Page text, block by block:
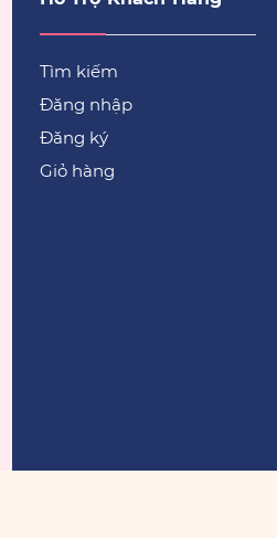
Tìm kiếm
Đăng nhập
Đăng ký
Giỏ hàng